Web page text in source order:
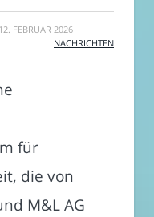
12. FEBRUAR 2026
NACHRICHTEN
für
die von
M&L AG